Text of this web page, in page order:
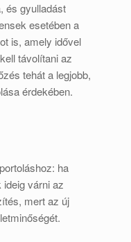
és gyulladást
esetében a
is, amely idővel
távolítani az
tehát a legjobb,
érdekében.
ha
várni az
mert az új